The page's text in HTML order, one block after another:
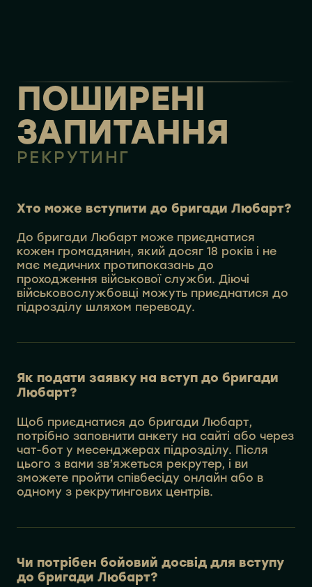
ПОШИРЕНІ
ЗАПИТАННЯ
РЕКРУТИНГ
Хто може вступити до бригади Любарт?
До бригади Любарт може приєднатися
кожен громадянин, який досяг 18 років і не
має медичних протипоказань до
проходження військової служби. Діючі
військовослужбовці можуть приєднатися до
підрозділу шляхом переводу.
Як подати заявку на вступ до бригади
Любарт?
Щоб приєднатися до бригади Любарт,
потрібно заповнити анкету на сайті або через
чат-бот у месенджерах підрозділу. Після
цього з вами зв’яжеться рекрутер, і ви
зможете пройти співбесіду онлайн або в
одному з рекрутингових центрів.
Чи потрібен бойовий досвід для вступу
до бригади Любарт?